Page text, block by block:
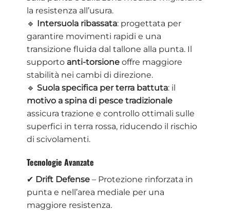
la resistenza all’usura.
🔹 Intersuola ribassata: progettata per
garantire movimenti rapidi e una
transizione fluida dal tallone alla punta. Il
supporto anti-torsioneoffre maggiore
stabilità nei cambi di direzione.
🔹 Suola specifica per terra battuta: il
motivo a spina di pesce tradizionale
assicura trazione e controllo ottimali sulle
superfici in terra rossa, riducendo il rischio
di scivolamenti.
Tecnologie Avanzate
✔ Drift Defense– Protezione rinforzata in
punta e nell’area mediale per una
maggiore resistenza.